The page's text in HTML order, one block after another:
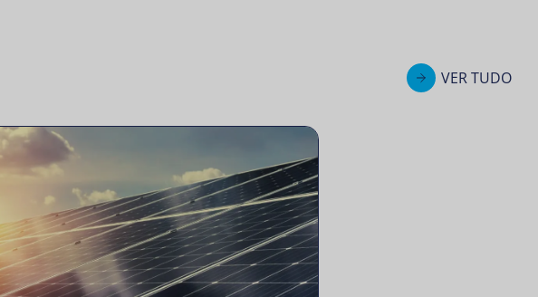
VER TUDO